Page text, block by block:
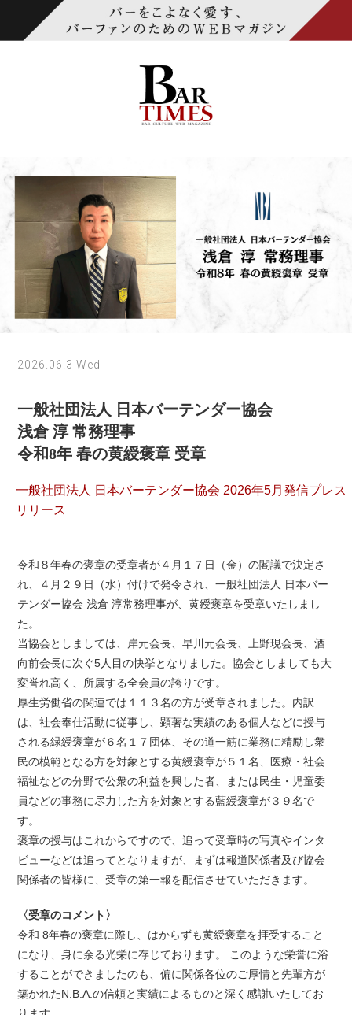
2026.06.3 Wed
一般社団法人 日本バーテンダー協会
浅倉 淳 常務理事
令和8年 春の黄綬褒章 受章
一般社団法人 日本バーテンダー協会 2026年5月発信プレス
リリース
令和８年春の褒章の受章者が４月１７日（金）の閣議で決定さ
れ、４月２９日（水）付けで発令され、一般社団法人 日本バー
テンダー協会 浅倉 淳常務理事が、黄綬褒章を受章いたしまし
た。
当協会としましては、岸元会長、早川元会長、上野現会長、酒
向前会長に次ぐ5人目の快挙となりました。協会としましても大
変誉れ高く、所属する全会員の誇りです。
厚生労働省の関連では１１３名の方が受章されました。内訳
は、社会奉仕活動に従事し、顕著な実績のある個人などに授与
される緑綬褒章が６名１７団体、その道一筋に業務に精励し衆
民の模範となる方を対象とする黄綬褒章が５１名、医療・社会
福祉などの分野で公衆の利益を興した者、または民生・児童委
員などの事務に尽力した方を対象とする藍綬褒章が３９名で
す。
褒章の授与はこれからですので、追って受章時の写真やインタ
ビューなどは追ってとなりますが、まずは報道関係者及び協会
関係者の皆様に、受章の第一報を配信させていただきます。
〈受章のコメント〉
令和 8年春の褒章に際し、はからずも黄綬褒章を拝受すること
になり、身に余る光栄に存じております。 このような栄誉に浴
することができましたのも、偏に関係各位のご厚情と先輩方が
築かれたN.B.A.の信頼と実績によるものと深く感謝いたしてお